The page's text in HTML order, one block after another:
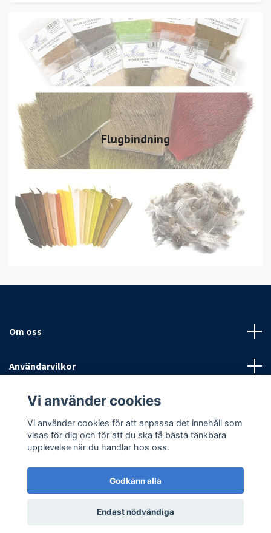
Flugbindning
Om oss
Användarvilkor
Sociala medier
© 2026 Antispinn AB
Vi använder cookies
Vi använder cookies för att anpassa det innehåll som
visas för dig och för att du ska få bästa tänkbara
upplevelse när du handlar hos oss.
Godkänn alla
Endast nödvändiga